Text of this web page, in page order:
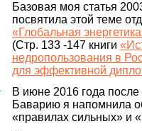
Базовая моя статья
посвятила этой теме
«Глобальная
(Стр. 133 -147 книги
недропользования в
для эффективной
В июне 2016 года
Баварию я напомнила
«правилах сильных» и